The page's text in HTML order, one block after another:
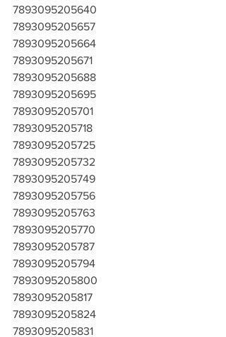
7893095205640
7893095205657
7893095205664
7893095205671
7893095205688
7893095205695
7893095205701
7893095205718
7893095205725
7893095205732
7893095205749
7893095205756
7893095205763
7893095205770
7893095205787
7893095205794
7893095205800
7893095205817
7893095205824
7893095205831